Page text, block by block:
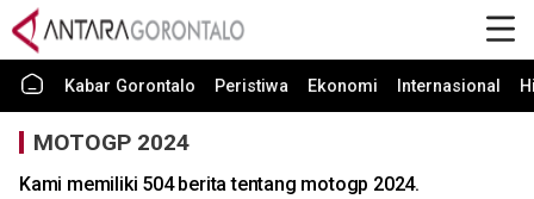
Kabar Gorontalo Peristiwa Ekonomi Internasional
MOTOGP 2024
Kami memiliki 504 berita tentang motogp 2024.